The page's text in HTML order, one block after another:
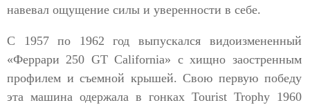
навевал ощущение силы и уверенности в себе.
С 1957 по 1962 год выпускался видоизмененный
«Феррари 250 GT California» с хищно заостренным
профилем и съемной крышей. Свою первую победу
эта машина одержала в гонках Tourist Trophy 1960